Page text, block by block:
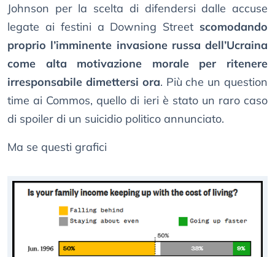
Johnson per la scelta di difendersi dalle accuse
legate ai festini a Downing Street scomodando
proprio l’imminente invasione russa dell’Ucraina
come alta motivazione morale per ritenere
irresponsabile dimettersi ora. Più che un question
time ai Commos, quello di ieri è stato un raro caso
di spoiler di un suicidio politico annunciato.
Ma se questi grafici